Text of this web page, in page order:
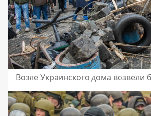
Возле Украинского дома возвели